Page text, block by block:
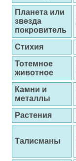
Планета или
звезда
покровитель
Стихия
Тотемное
животное
Камни и
металлы
Растения
Талисманы